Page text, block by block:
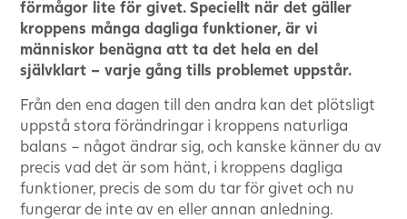
förmågor lite för givet. Speciellt när det gäller
kroppens många dagliga funktioner, är vi
människor benägna att ta det hela en del
självklart – varje gång tills problemet uppstår.
Från den ena dagen till den andra kan det plötsligt
uppstå stora förändringar i kroppens naturliga
balans – något ändrar sig, och kanske känner du av
precis vad det är som hänt, i kroppens dagliga
funktioner, precis de som du tar för givet och nu
fungerar de inte av en eller annan anledning.